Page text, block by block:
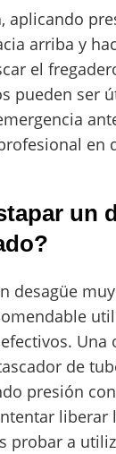
aplicando
arriba y
el
pueden ser
en
un
desagüe
Una
de
presión
liberar
probar a